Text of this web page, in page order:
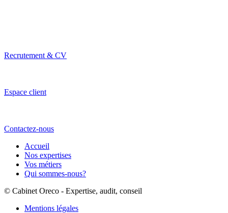
Recrutement & CV
Espace client
Contactez-nous
Accueil
Nos expertises
Vos métiers
Qui sommes-nous?
© Cabinet Oreco - Expertise, audit, conseil
Mentions légales